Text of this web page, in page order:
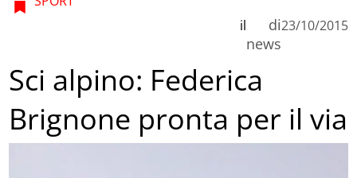
di
news
il 23/10/2015
Sci alpino: Federica
Brignone pronta per il via